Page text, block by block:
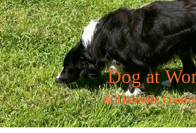
Dog at
& Danielle